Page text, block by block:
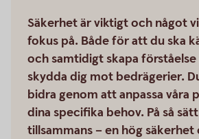
Säkerhet är viktigt och något
fokus på. Både för att du ska
och samtidigt skapa
skydda dig mot bedrägerier.
bidra genom att anpassa
dina specifika behov. På så
tillsammans – en hög